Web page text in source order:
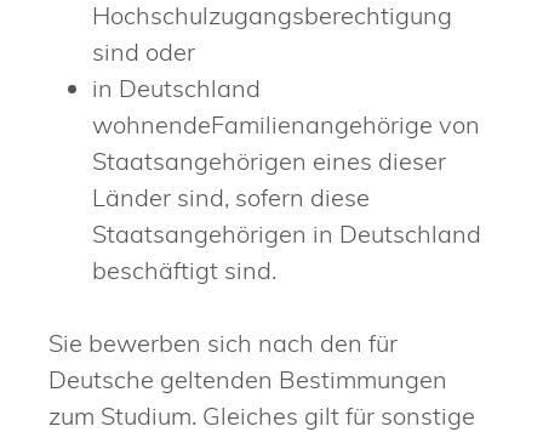
Hochschulzugangsberechtigung
sind oder
in Deutschland
wohnendeFamilienangehörige von
Staatsangehörigen eines dieser
Länder sind, sofern diese
Staatsangehörigen in Deutschland
beschäftigt sind.
Sie bewerben sich nach den für
Deutsche geltenden Bestimmungen
zum Studium. Gleiches gilt für sonstige